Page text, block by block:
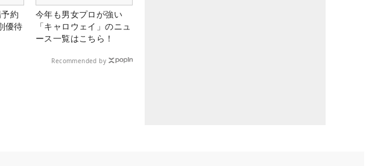
約
優待
今年も男女プロが強い
「キャロウェイ」のニュ
ース一覧はこちら！
Recommended by